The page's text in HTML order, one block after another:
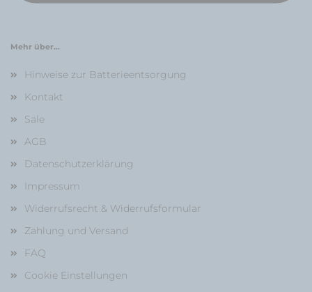
Mehr über...
Hinweise zur Batterieentsorgung
Kontakt
Sale
AGB
Datenschutzerklärung
Impressum
Widerrufsrecht & Widerrufsformular
Zahlung und Versand
FAQ
Cookie Einstellungen